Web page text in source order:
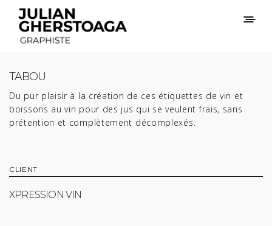
TABOU
Du pur plaisir à la création de ces étiquettes de vin et
boissons au vin pour des jus qui se veulent frais, sans
prétention et complètement décomplexés.
CLIENT
XPRESSION VIN